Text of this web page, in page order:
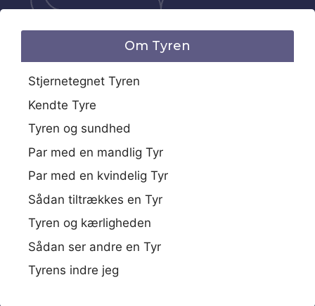
Om Tyren
Stjernetegnet Tyren
Kendte Tyre
Tyren og sundhed
Par med en mandlig Tyr
Par med en kvindelig Tyr
Sådan tiltrækkes en Tyr
Tyren og kærligheden
Sådan ser andre en Tyr
Tyrens indre jeg